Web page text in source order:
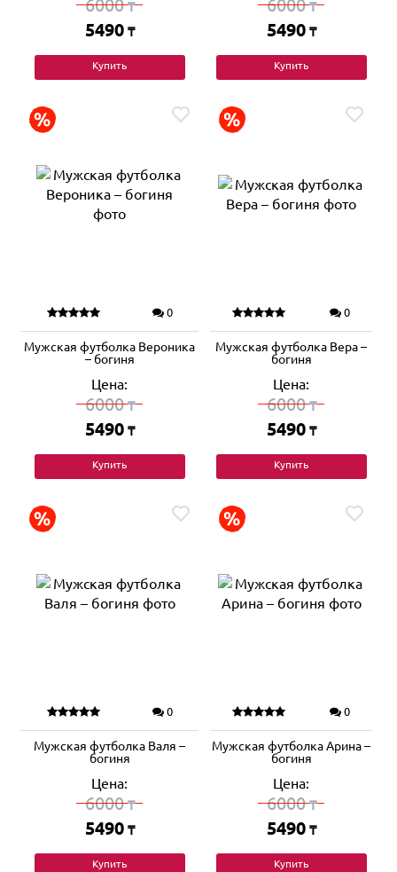
6000₸
5490 ₸
Купить
6000₸
5490 ₸
Купить
0
Мужская футболка Вероника
– богиня
Цена:
6000₸
5490 ₸
Купить
0
Мужская футболка Вера –
богиня
Цена:
6000₸
5490 ₸
Купить
0
Мужская футболка Валя –
богиня
Цена:
6000₸
5490 ₸
Купить
0
Мужская футболка Арина –
богиня
Цена:
6000₸
5490 ₸
Купить